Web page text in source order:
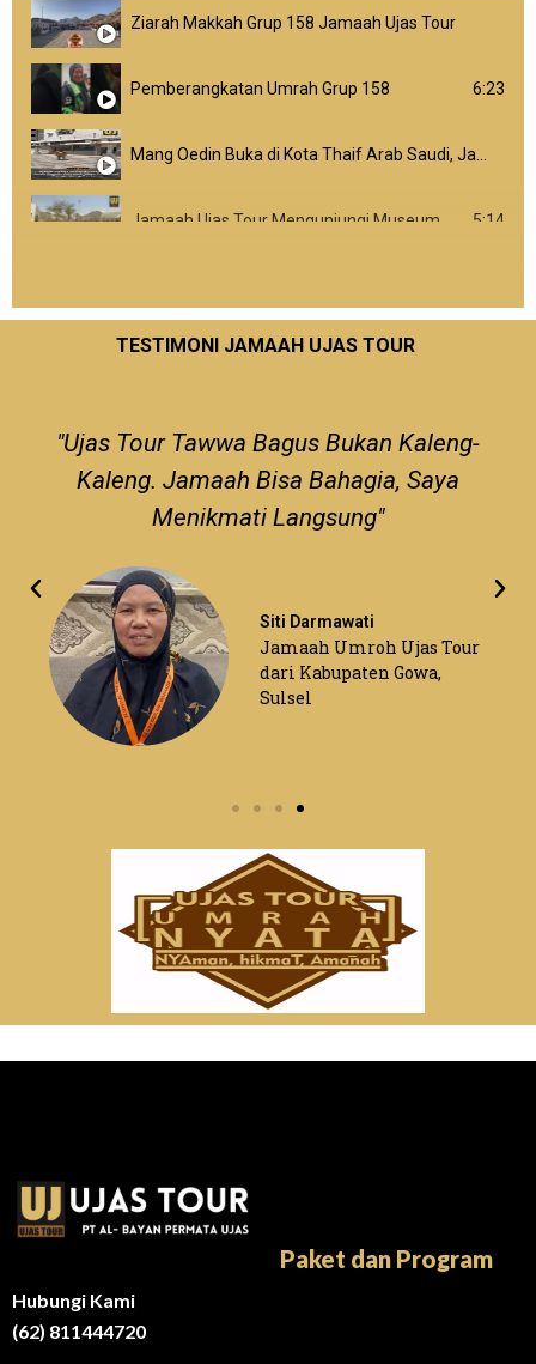
Ziarah Makkah Grup 158 Jamaah Ujas Tour
Pemberangkatan Umrah Grup 158 6:23
Mang Oedin Buka di Kota Thaif Arab Saudi, Jamaah Ujas Tour Jadi Pengunjung Pertama
5:14
Liputan Pemberangkatan Umroh Grup 156
TESTIMONI JAMAAH UJAS TOUR
"Ujas Tour Tawwa Bagus Bukan Kaleng-
Kaleng. Jamaah Bisa Bahagia, Saya
Menikmati Langsung"
Siti Darmawati
Jamaah Umroh Ujas Tour
dari Kabupaten Gowa,
Sulsel
Hubungi Kami
(62) 811444720
Paket dan Program